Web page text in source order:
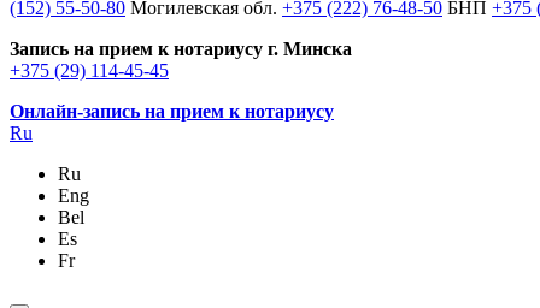
(152) 55-50-80 Могилевская обл. +375 (222) 76-48-50 БНП +375
Запись на прием к нотариусу г. Минска
+375 (29) 114-45-45
Онлайн-запись на прием к нотариусу
Ru
Ru
Eng
Bel
Es
Fr